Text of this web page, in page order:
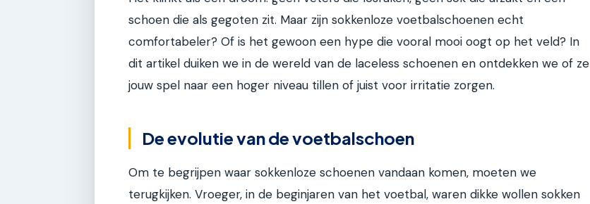
schoen die als gegoten zit. Maar zijn sokkenloze voetbalschoenen echt
comfortabeler? Of is het gewoon een hype die vooral mooi oogt op het veld? In
dit artikel duiken we in de wereld van de laceless schoenen en ontdekken we of ze
jouw spel naar een hoger niveau tillen of juist voor irritatie zorgen.
De evolutie van de voetbalschoen
Om te begrijpen waar sokkenloze schoenen vandaan komen, moeten we
terugkijken. Vroeger, in de beginjaren van het voetbal, waren dikke wollen sokken